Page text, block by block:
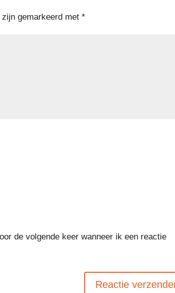
zijn gemarkeerd met*
de volgende keer wanneer ik een reactie